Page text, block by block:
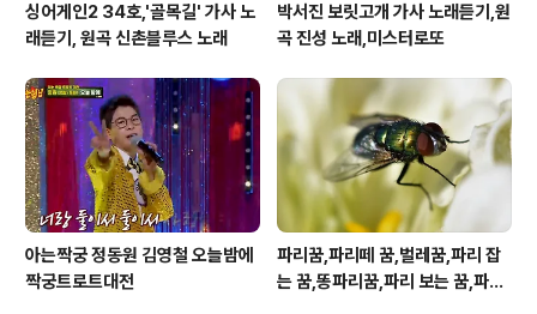
싱어게인2 34호,'골목길' 가사 노
래듣기, 원곡 신촌블루스 노래
박서진 보릿고개 가사 노래듣기,원
곡 진성 노래,미스터로또
아는짝궁 정동원 김영철 오늘밤에
짝궁트로트대전
파리꿈,파리떼 꿈,벌레꿈,파리 잡
는 꿈,똥파리꿈,파리 보는 꿈,파리